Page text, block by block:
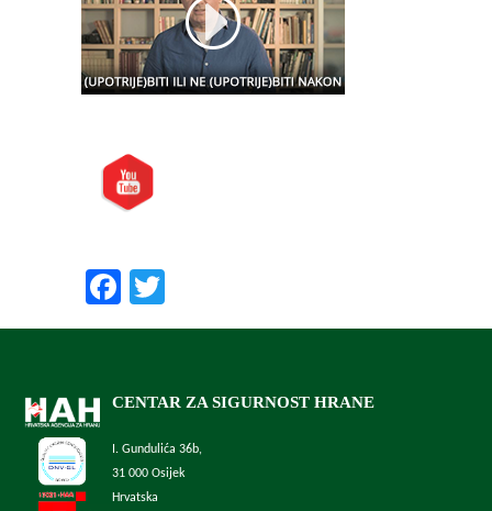
Facebook
CENTAR ZA SIGURNOST HRANE
I. Gundulića 36b,
31 000 Osijek
Hrvatska